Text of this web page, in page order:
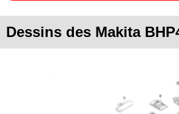
Dessins des Makita